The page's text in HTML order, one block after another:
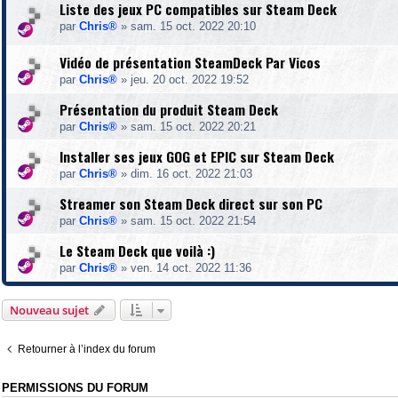
Liste des jeux PC compatibles sur Steam Deck
par Chris® » sam. 15 oct. 2022 20:10
Vidéo de présentation SteamDeck Par Vicos
par Chris® » jeu. 20 oct. 2022 19:52
Présentation du produit Steam Deck
par Chris® » sam. 15 oct. 2022 20:21
Installer ses jeux GOG et EPIC sur Steam Deck
par Chris® » dim. 16 oct. 2022 21:03
Streamer son Steam Deck direct sur son PC
par Chris® » sam. 15 oct. 2022 21:54
Le Steam Deck que voilà :)
par Chris® » ven. 14 oct. 2022 11:36
Nouveau sujet
Retourner à l’index du forum
PERMISSIONS DU FORUM